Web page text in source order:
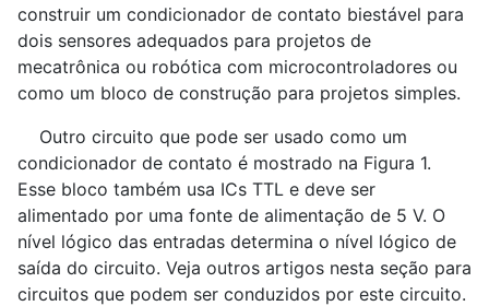
construir um condicionador de contato biestável para
dois sensores adequados para projetos de
mecatrônica ou robótica com microcontroladores ou
como um bloco de construção para projetos simples.
Outro circuito que pode ser usado como um
condicionador de contato é mostrado na Figura 1.
Esse bloco também usa ICs TTL e deve ser
alimentado por uma fonte de alimentação de 5 V. O
nível lógico das entradas determina o nível lógico de
saída do circuito. Veja outros artigos nesta seção para
circuitos que podem ser conduzidos por este circuito.